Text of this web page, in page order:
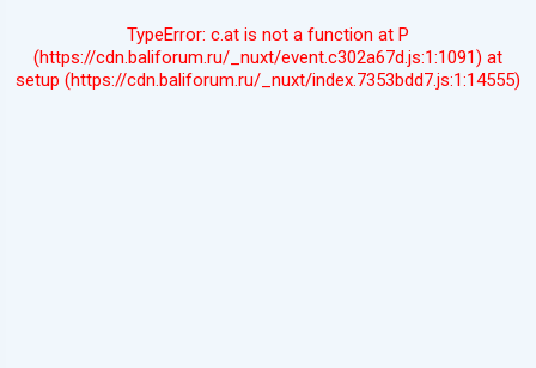
TypeError: c.at is not a function at P
(https://cdn.baliforum.ru/_nuxt/event.c302a67d.js:1:1091) at
setup (https://cdn.baliforum.ru/_nuxt/index.7353bdd7.js:1:14555)